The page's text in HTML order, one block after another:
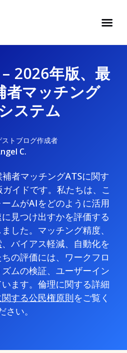
2026年版、最
者マッチング
ステム
ストブログ作成者
C.
者マッチングATSに関す
イドです。私たちは、こ
ムがAIをどのように活用
見つけ出すかを評価する
した。マッチング精度、
、バイアス軽減、自動化を
の評価には、ワークフロ
ムの検証、ユーザーイン
ます。倫理に関する詳細
する公民権原則をご覧く
さい。